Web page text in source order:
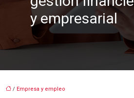
y empresarial
/ Empresa y empleo